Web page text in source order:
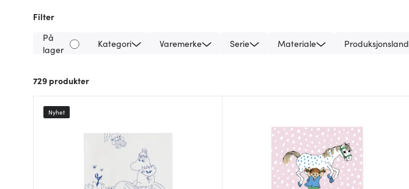
Filter
På
lager
Kategori Varemerke Serie Materiale Produksjonsland
729 produkter
Nyhet